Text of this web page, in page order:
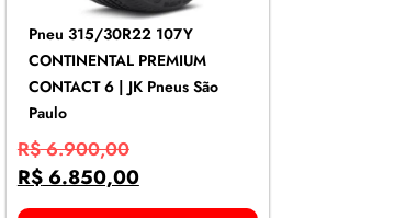
Pneu 315/30R22 107Y
CONTINENTAL PREMIUM
CONTACT 6 | JK Pneus São
Paulo
R$6.900,00
R$6.850,00